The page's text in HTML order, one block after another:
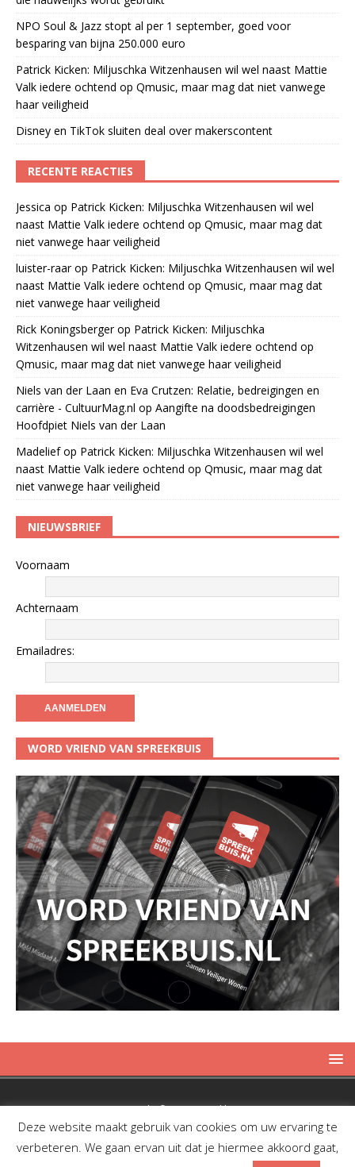
NPO Soul & Jazz stopt al per 1 september, goed voor
besparing van bijna 250.000 euro
Patrick Kicken: Miljuschka Witzenhausen wil wel naast Mattie
Valk iedere ochtend op Qmusic, maar mag dat niet vanwege
haar veiligheid
Disney en TikTok sluiten deal over makerscontent
RECENTE REACTIES
Jessica op Patrick Kicken: Miljuschka Witzenhausen wil wel
naast Mattie Valk iedere ochtend op Qmusic, maar mag dat
niet vanwege haar veiligheid
luister-raarop Patrick Kicken: Miljuschka Witzenhausen wil wel
naast Mattie Valk iedere ochtend op Qmusic, maar mag dat
niet vanwege haar veiligheid
Rick Koningsbergerop Patrick Kicken: Miljuschka
Witzenhausen wil wel naast Mattie Valk iedere ochtend op
Qmusic, maar mag dat niet vanwege haar veiligheid
Niels van der Laan en Eva Crutzen: Relatie, bedreigingen en
carrière - CultuurMag.nl op Aangifte na doodsbedreigingen
Hoofdpiet Niels van der Laan
Madeliefop Patrick Kicken: Miljuschka Witzenhausen wil wel
naast Mattie Valk iedere ochtend op Qmusic, maar mag dat
niet vanwege haar veiligheid
NIEUWSBRIEF
Voornaam
Achternaam
Emailadres:
WORD VRIEND VAN SPREEKBUIS
Copyright © 2019 Spreekbuis
Deze website maakt gebruik van cookies om uw ervaring te
verbeteren. We gaan ervan uit dat je hiermee akkoord gaat,